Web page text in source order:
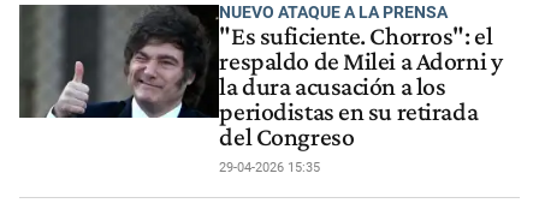
NUEVO ATAQUE A LA PRENSA
"Es suficiente. Chorros": el
respaldo de Milei a Adorni y
la dura acusación a los
periodistas en su retirada
del Congreso
29-04-2026 15:35